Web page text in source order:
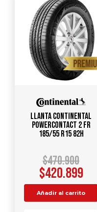
Llanta CONTINENTAL
PowerContact 2 FR
185/55 R15 82H
$470.900
$420.899
Añadir al carrito